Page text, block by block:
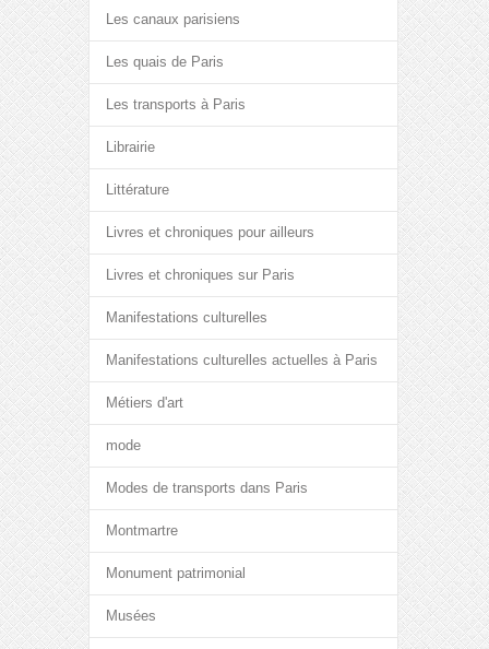
Les canaux parisiens
Les quais de Paris
Les transports à Paris
Librairie
Littérature
Livres et chroniques pour ailleurs
Livres et chroniques sur Paris
Manifestations culturelles
Manifestations culturelles actuelles à Paris
Métiers d'art
mode
Modes de transports dans Paris
Montmartre
Monument patrimonial
Musées